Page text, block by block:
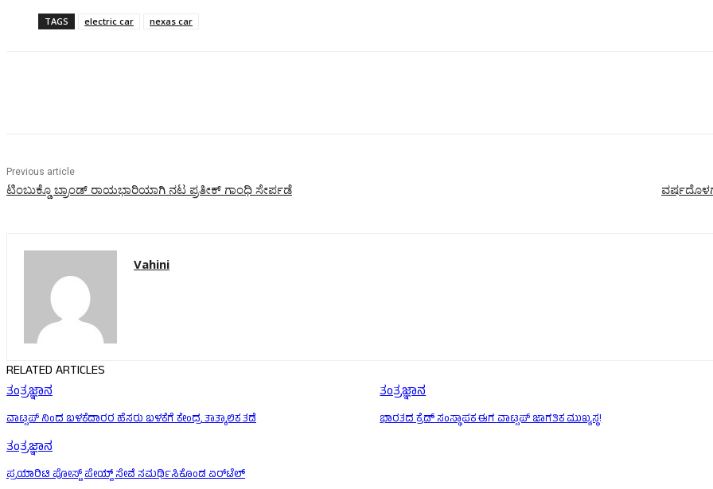
TAGS electric car nexas car
Previous article
ಟಿಂಬುಕ್ಡೊ ಬ್ರಾಂಡ್ ರಾಯಭಾರಿಯಾಗಿ ನಟ ಪ್ರತೀಕ್ ಗಾಂಧಿ ಸೇರ್ಪಡೆ
Vahini
RELATED ARTICLES
ತಂತ್ರಜ್ಞಾನ
ವಾಟ್ಸಪ್ ನಿಂದ ಬಳಕೆದಾರರ ಹೆಸರು ಬಳಕೆಗೆ ಕೇಂದ್ರ ತಾತ್ಕಾಲಿಕ ತಡೆ
ತಂತ್ರಜ್ಞಾನ
ಭಾರತದ ಕ್ರೆಡ್ ಸಂಸ್ಥಾಪಕ ಈಗ ವಾಟ್ಸಪ್ ಜಾಗತಿಕ ಮುಖ್ಯಸ್ಥ!
ತಂತ್ರಜ್ಞಾನ
ಪ್ರಯಾರಿಟಿ ಪೋಸ್ಟ್‌ ಪೇಯ್ಡ್ ಸೇವೆ ಸಮರ್ಥಿಸಿಕೊಂಡ ಏರ್‌ಟೆಲ್